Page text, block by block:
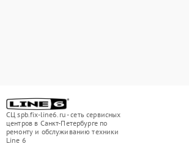
СЦ spb.fix-line6.ru - сеть сервисных
центров в Санкт-Петербурге по
ремонту и обслуживанию техники
Line 6